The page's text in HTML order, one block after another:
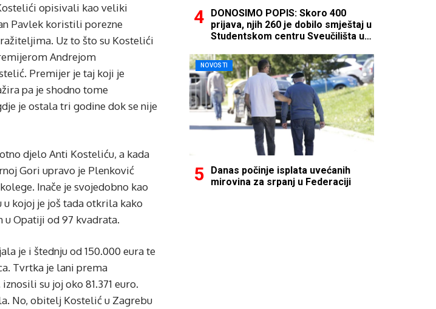
opisivali kao veliki
Pavlek koristili porezne
Uz to što su Kostelići
Andrejom
Premijer je taj koji je
pa je shodno tome
je ostala tri godine dok se nije
djelo Anti Kosteliću, a kada
Gori upravo je Plenković
Inače je svojedobno kao
kojoj je još tada otkrila kako
u Opatiji od 97 kvadrata.
je i štednju od 150.000 eura te
Tvrtka je lani prema
su joj oko 81.371 euro.
No, obitelj Kostelić u Zagrebu
DONOSIMO POPIS: Skoro 400
prijava, njih 260 je dobilo smještaj u
Studentskom centru Sveučilišta u
NOVOSTI
Danas počinje isplata uvećanih
mirovina za srpanj u Federaciji